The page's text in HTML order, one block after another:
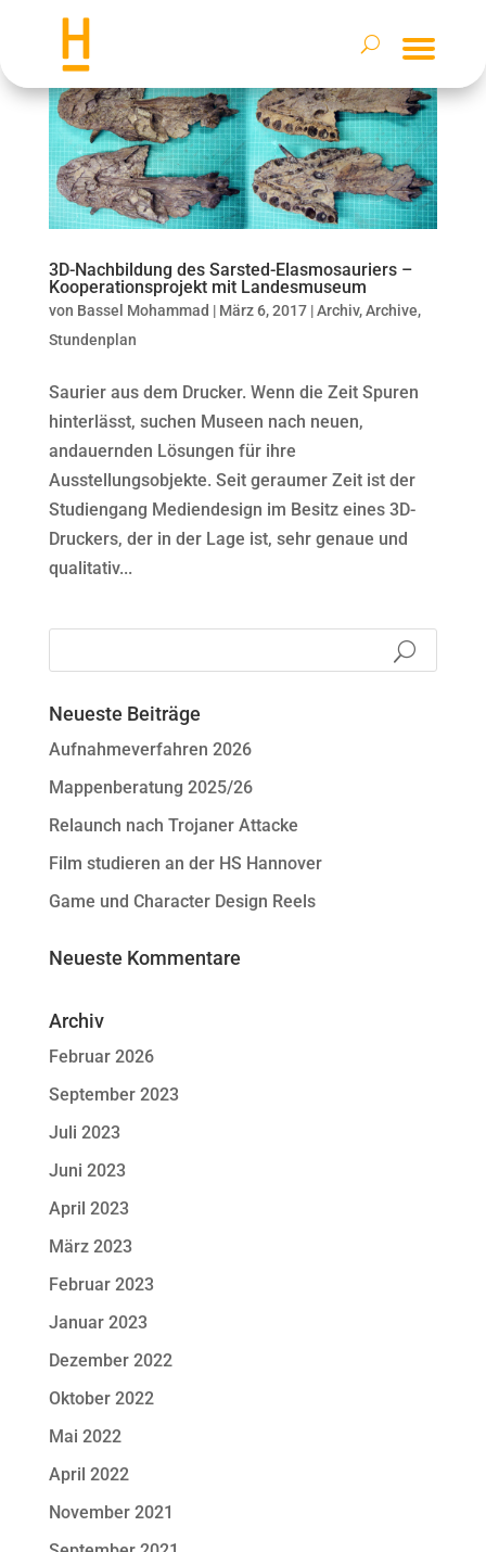
3D-Nachbildung des Sarsted-Elasmosauriers –
Kooperationsprojekt mit Landesmuseum
von Bassel Mohammad | März 6, 2017|Archiv,Archive,
Stundenplan
Saurier aus dem Drucker. Wenn die Zeit Spuren
hinterlässt, suchen Museen nach neuen,
andauernden Lösungen für ihre
Ausstellungsobjekte. Seit geraumer Zeit ist der
Studiengang Mediendesign im Besitz eines 3D-
Druckers, der in der Lage ist, sehr genaue und
qualitativ...
Neueste Beiträge
Aufnahmeverfahren 2026
Mappenberatung 2025/26
Relaunch nach Trojaner Attacke
Film studieren an der HS Hannover
Game und Character Design Reels
Neueste Kommentare
Archiv
Februar 2026
September 2023
Juli 2023
Juni 2023
April 2023
März 2023
Februar 2023
Januar 2023
Dezember 2022
Oktober 2022
Mai 2022
April 2022
November 2021